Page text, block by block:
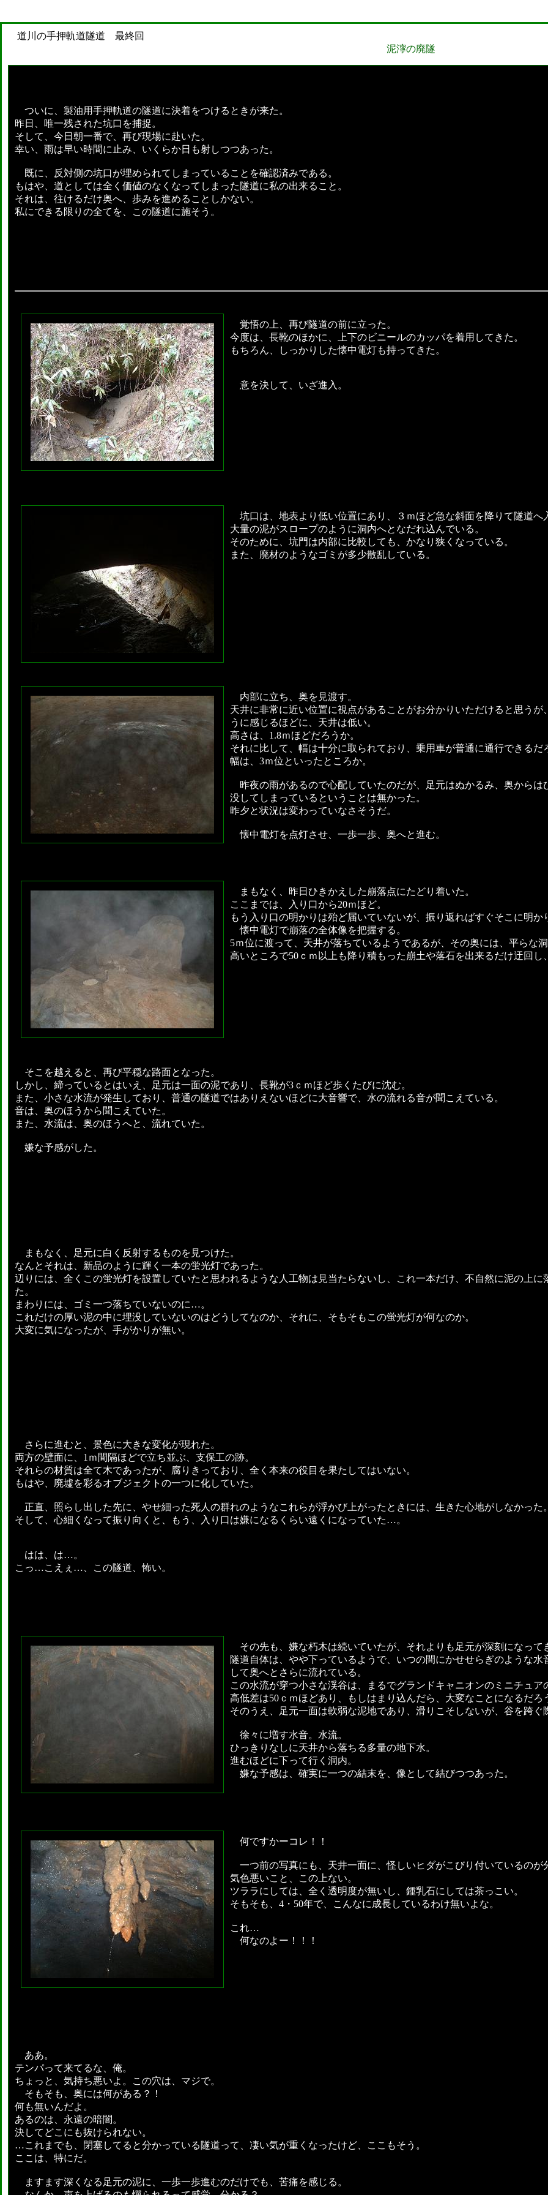
道川の手押軌道隧道 最終回
泥濘の廃隧
ついに、製油用手押軌道の隧道に決着をつけるときが来た。
昨日、唯一残された坑口を捕捉。
そして、今日朝一番で、再び現場に赴いた。
幸い、雨は早い時間に止み、いくらか日も射しつつあった。
既に、反対側の坑口が埋められてしまっていることを確認済みである。
もはや、道としては全く価値のなくなってしまった隧道に私の出来ること。
それは、往けるだけ奥へ、歩みを進めることしかない。
私にできる限りの全てを、この隧道に施そう。
覚悟の上、再び隧道の前に立った。
今度は、長靴のほかに、上下のビニールのカッパを着用してきた。
もちろん、しっかりした懐中電灯も持ってきた。
意を決して、いざ進入。
坑口は、地表より低い位置にあり、３ｍほど急な斜面を降りて隧道へ
大量の泥がスロープのように洞内へとなだれ込んでいる。
そのために、坑門は内部に比較しても、かなり狭くなっている。
また、廃材のようなゴミが多少散乱している。
内部に立ち、奥を見渡す。
天井に非常に近い位置に視点があることがお分かりいただけると思う
うに感じるほどに、天井は低い。
高さは、1.8ｍほどだろうか。
それに比して、幅は十分に取られており、乗用車が普通に通行できるだ
幅は、3ｍ位といったところか。
昨夜の雨があるので心配していたのだが、足元はぬかるみ、奥から
没してしまっているということは無かった。
昨夕と状況は変わっていなさそうだ。
懐中電灯を点灯させ、一歩一歩、奥へと進む。
まもなく、昨日ひきかえした崩落点にたどり着いた。
ここまでは、入り口から20ｍほど。
もう入り口の明かりは殆ど届いていないが、振り返ればすぐそこに明か
懐中電灯で崩落の全体像を把握する。
5ｍ位に渡って、天井が落ちているようであるが、その奥には、平らな
高いところで50ｃｍ以上も降り積もった崩土や落石を出来るだけ迂回し
そこを越えると、再び平穏な路面となった。
しかし、締っているとはいえ、足元は一面の泥であり、長靴が3ｃｍほど歩くたびに沈む。
また、小さな水流が発生しており、普通の隧道ではありえないほどに大音響で、水の流れる音が聞こえている。
音は、奥のほうから聞こえていた。
また、水流は、奥のほうへと、流れていた。
嫌な予感がした。
まもなく、足元に白く反射するものを見つけた。
なんとそれは、新品のように輝く一本の蛍光灯であった。
辺りには、全くこの蛍光灯を設置していたと思われるような人工物は見当たらないし、これ一本だけ、不自然に泥の上に
た。
まわりには、ゴミ一つ落ちていないのに…。
これだけの厚い泥の中に埋没していないのはどうしてなのか、それに、そもそもこの蛍光灯が何なのか。
大変に気になったが、手がかりが無い。
さらに進むと、景色に大きな変化が現れた。
両方の壁面に、1ｍ間隔ほどで立ち並ぶ、支保工の跡。
それらの材質は全て木であったが、腐りきっており、全く本来の役目を果たしてはいない。
もはや、廃墟を彩るオブジェクトの一つに化していた。
正直、照らし出した先に、やせ細った死人の群れのようなこれらが浮かび上がったときには、生きた心地がしなかった
そして、心細くなって振り向くと、もう、入り口は嫌になるくらい遠くになっていた…。
はは、は…。
こっ…こえぇ…、この隧道、怖い。
その先も、嫌な朽木は続いていたが、それよりも足元が深刻になって
隧道自体は、やや下っているようで、いつの間にかせせらぎのような
して奥へとさらに流れている。
この水流が穿つ小さな渓谷は、まるでグランドキャニオンのミニチュ
高低差は50ｃｍほどあり、もしはまり込んだら、大変なことになるだろ
そのうえ、足元一面は軟弱な泥地であり、滑りこそしないが、谷を跨ぐ
徐々に増す水音。水流。
ひっきりなしに天井から落ちる多量の地下水。
進むほどに下って行く洞内。
嫌な予感は、確実に一つの結末を、像として結びつつあった。
何ですかーコレ！！
一つ前の写真にも、天井一面に、怪しいヒダがこびり付いているの
気色悪いこと、この上ない。
ツララにしては、全く透明度が無いし、鍾乳石にしては茶っこい。
そもそも、4・50年で、こんなに成長しているわけ無いよな。
これ…
何なのよー！！！
ああ。
テンパって来てるな、俺。
ちょっと、気持ち悪いよ。この穴は、マジで。
そもそも、奥には何がある？！
何も無いんだよ。
あるのは、永遠の暗闇。
決してどこにも抜けられない。
…これまでも、閉塞してると分かっている隧道って、凄い気が重くなったけど、ここもそう。
ここは、特にだ。
ますます深くなる足元の泥に、一歩一歩進むのだけでも、苦痛を感じる。